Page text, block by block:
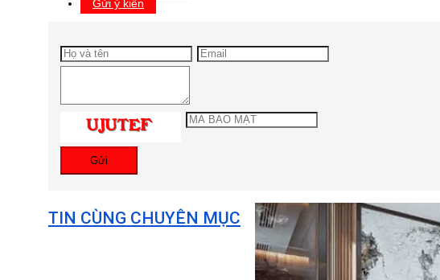
Gửi ý kiến
Gửi
TIN CÙNG CHUYÊN MỤC